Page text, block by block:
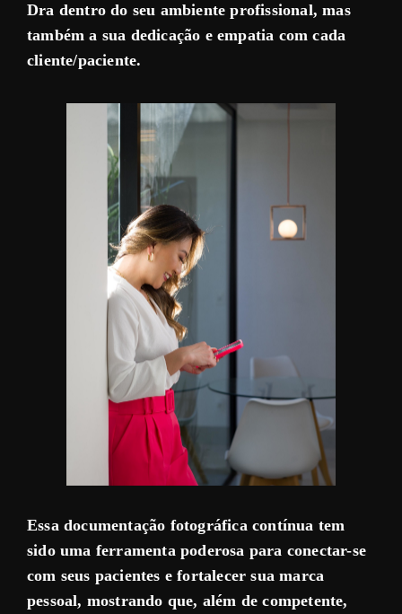
Dra dentro do seu ambiente profissional, mas
também a sua dedicação e empatia com cada
cliente/paciente.
Essa documentação fotográfica contínua tem
sido uma ferramenta poderosa para conectar-se
com seus pacientes e fortalecer sua marca
pessoal, mostrando que, além de competente,